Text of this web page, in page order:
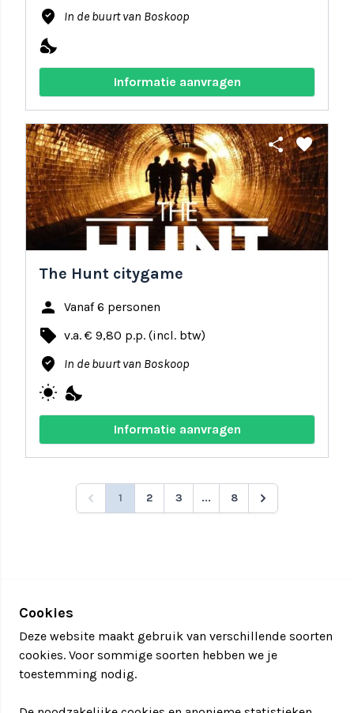
where_to_vote In de buurt van Boskoop
nights_stay
Informatie aanvragen
share favorite
The Hunt citygame
person Vanaf 6 personen
local_offer v.a. € 9,80 p.p. (incl. btw)
where_to_vote In de buurt van Boskoop
wb_sunny nights_stay
Informatie aanvragen
1 2 3 ... 8
Cookies
Deze website maakt gebruik van verschillende soorten
cookies. Voor sommige soorten hebben we je
toestemming nodig.